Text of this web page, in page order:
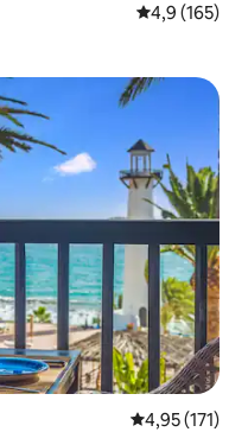
4,9 de uma
4,9 (165)
4,95 de uma
4,95 (171)